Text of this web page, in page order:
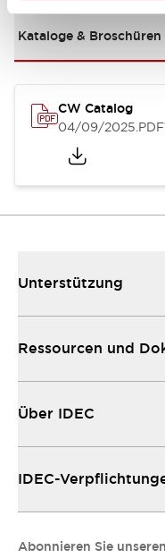
Kataloge & Broschüren
CW Catalog
04/09/2025.PDF
Unterstützung
Ressourcen und
Über IDEC
IDEC-
Abonnieren Sie